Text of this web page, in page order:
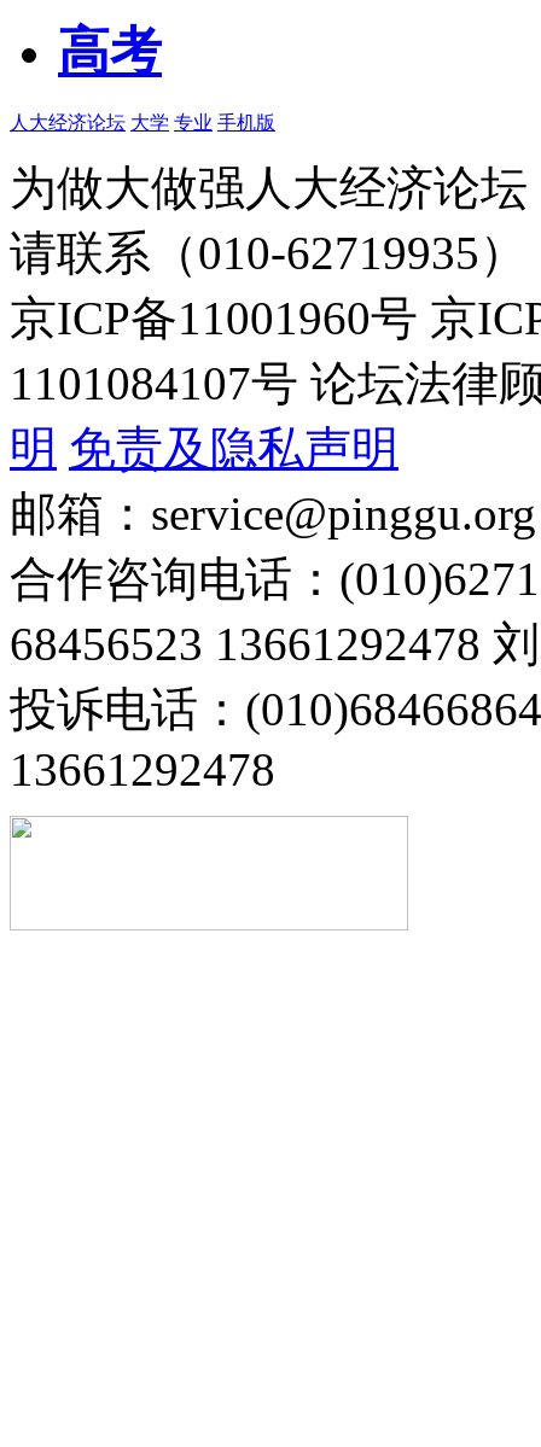
高考
人大经济论坛 大学 专业 手机版
为做大做强人大经济论
请联系（010-62719935）
京ICP备11001960号 京
1101084107号 论坛法律
明 免责及隐私声明
邮箱：service@pinggu.org
合作咨询电话：
68456523 13661292478
投诉电话：
13661292478